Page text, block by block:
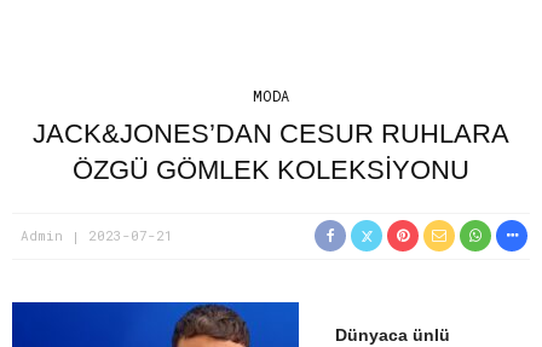
MODA
JACK&JONES’DAN CESUR RUHLARA
ÖZGÜ GÖMLEK KOLEKSIYONU
Admin 2023-07-21
Dünyaca ünlü